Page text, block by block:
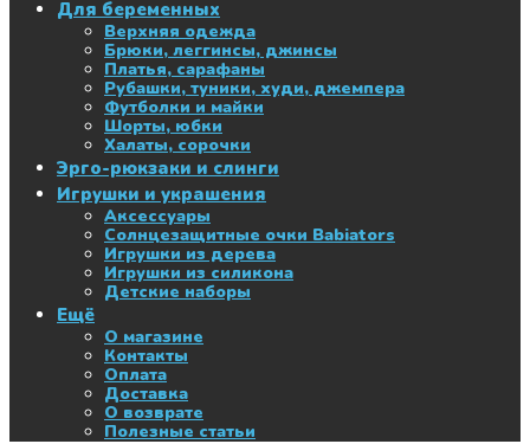
Для беременных
Верхняя одежда
Брюки, леггинсы, джинсы
Платья, сарафаны
Рубашки, туники, худи, джемпера
Футболки и майки
Шорты, юбки
Халаты, сорочки
Эрго-рюкзаки и слинги
Игрушки и украшения
Аксессуары
Солнцезащитные очки Babiators
Игрушки из дерева
Игрушки из силикона
Детские наборы
Ещё
О магазине
Контакты
Оплата
Доставка
О возврате
Полезные статьи